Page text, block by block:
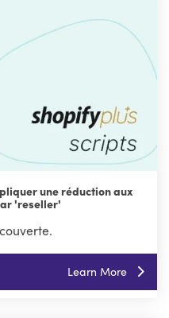
une réduction aux
'reseller'
Learn More